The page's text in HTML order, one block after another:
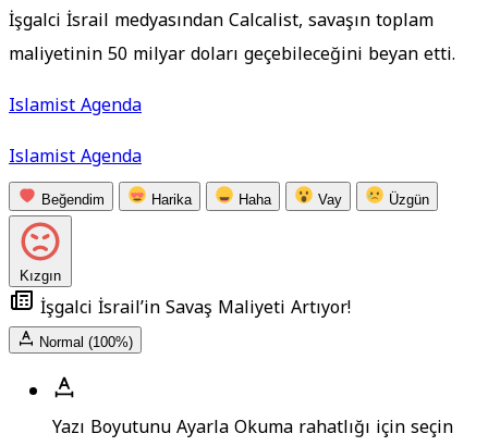
İşgalci İsrail medyasından Calcalist, savaşın toplam
maliyetinin 50 milyar doları geçebileceğini beyan etti.
Islamist Agenda
Islamist Agenda
Beğendim Harika Haha Vay Üzgün
Kızgın
İşgalci İsrail’in Savaş Maliyeti Artıyor!
Normal (100%)
Yazı Boyutunu AyarlaOkuma rahatlığı için seçin